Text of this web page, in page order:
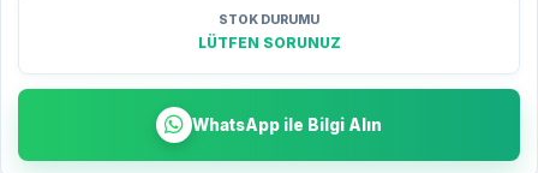
STOK DURUMU
LÜTFEN SORUNUZ
WhatsApp ile Bilgi Alın